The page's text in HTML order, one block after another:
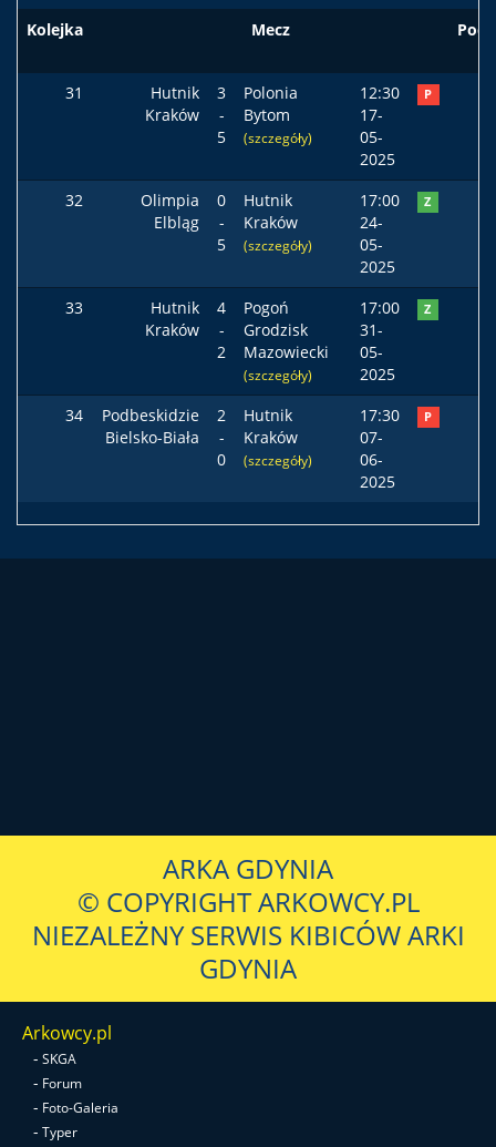
Kolejka Mecz
31
Hutnik
Kraków
3
-
5
Polonia
Bytom
(szczegóły)
12:30
17-
05-
2025
P
32
Olimpia
Elbląg
0
-
5
Hutnik
Kraków
(szczegóły)
17:00
24-
05-
2025
Z
33
Hutnik
Kraków
4
-
2
Pogoń
Grodzisk
Mazowiecki
(szczegóły)
17:00
31-
05-
2025
Z
34
Podbeskidzie
Bielsko-Biała
2
-
0
Hutnik
Kraków
(szczegóły)
17:30
07-
06-
2025
P
ARKA GDYNIA
© COPYRIGHT ARKOWCY.PL
NIEZALEŻNY SERWIS KIBICÓW ARKI
GDYNIA
Arkowcy.pl
- SKGA
- Forum
- Foto-Galeria
- Typer